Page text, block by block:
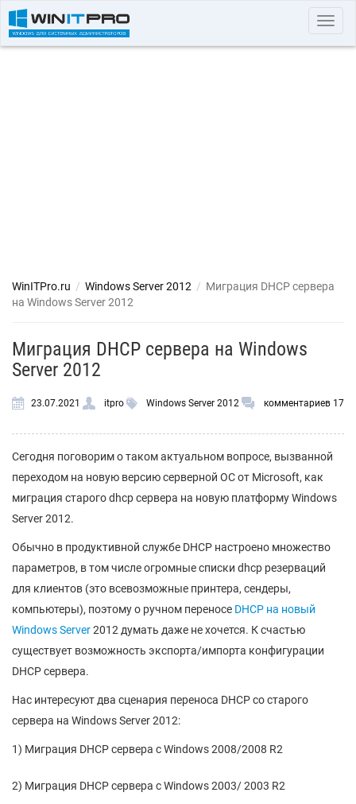
WinITPro.ru / Windows Server 2012 / Миграция DHCP сервера
на Windows Server 2012
Миграция DHCP сервера на Windows
Server 2012
23.07.2021 itpro Windows Server 2012 комментариев 17
Сегодня поговорим о таком актуальном вопросе, вызванной
переходом на новую версию серверной ОС от Microsoft, как
миграция старого dhcp сервера на новую платформу Windows
Server 2012.
Обычно в продуктивной службе DHCP настроено множество
параметров, в том числе огромные списки dhcp резерваций
для клиентов (это всевозможные принтера, сендеры,
компьютеры), поэтому о ручном переносе DHCP на новый
Windows Server2012 думать даже не хочется. К счастью
существует возможность экспорта/импорта конфигурации
DHCP сервера.
Нас интересуют два сценария переноса DHCP со старого
сервера на Windows Server 2012:
1) Миграция DHCP сервера с Windows 2008/2008 R2
2) Миграция DHCP сервера с Windows 2003/ 2003 R2